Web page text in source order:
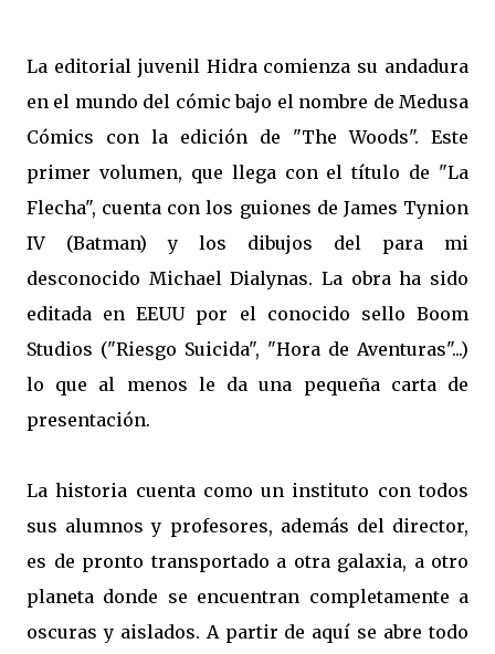
La editorial juvenil Hidra comienza su andadura
en el mundo del cómic bajo el nombre de Medusa
Cómics con la edición de "The Woods". Este
primer volumen, que llega con el título de "La
Flecha", cuenta con los guiones de James Tynion
IV (Batman) y los dibujos del para mi
desconocido Michael Dialynas. La obra ha sido
editada en EEUU por el conocido sello Boom
Studios ("Riesgo Suicida", "Hora de Aventuras"...)
lo que al menos le da una pequeña carta de
presentación.
La historia cuenta como un instituto con todos
sus alumnos y profesores, además del director,
es de pronto transportado a otra galaxia, a otro
planeta donde se encuentran completamente a
oscuras y aislados. A partir de aquí se abre todo